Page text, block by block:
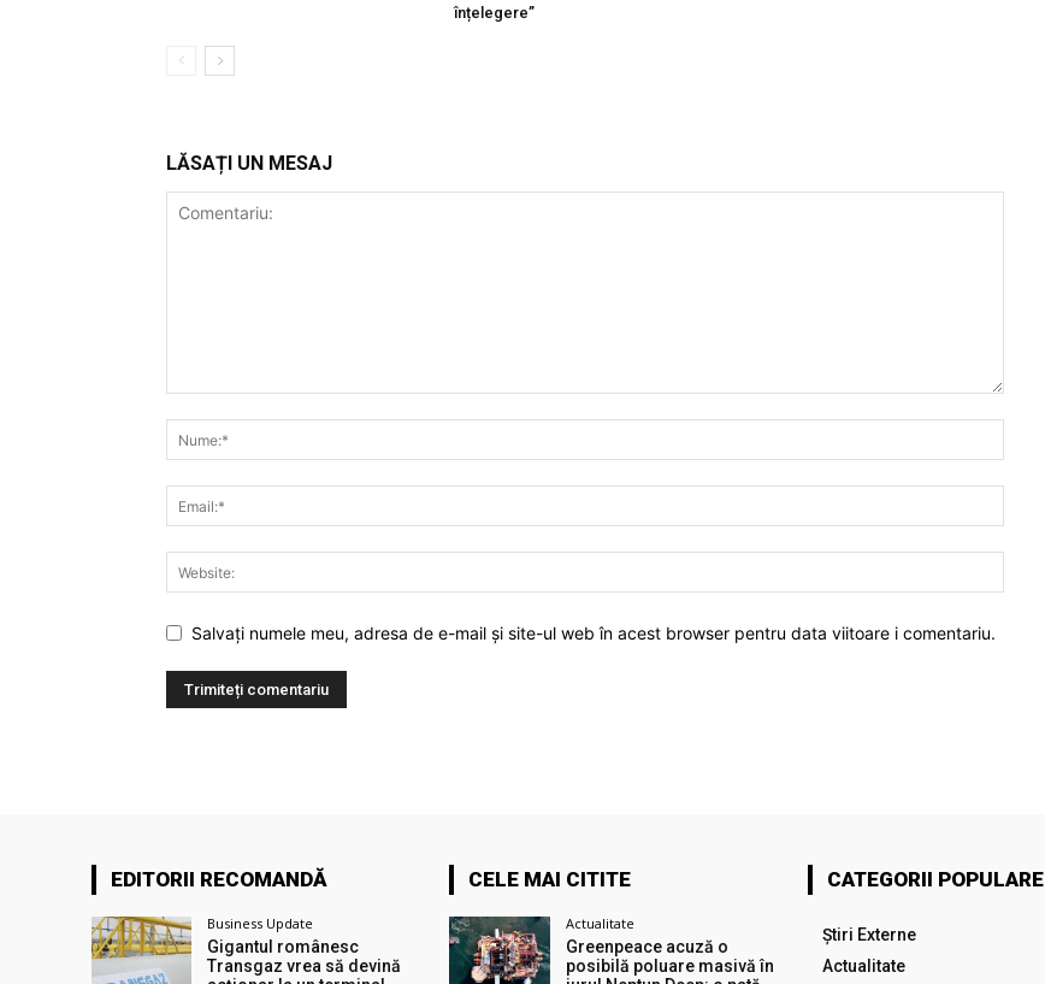
înțelegere”
LĂSAȚI UN MESAJ
Salvați numele meu, adresa de e-mail și site-ul web în acest browser pentru data viitoare i comentariu.
EDITORII RECOMANDĂ
Business Update
Gigantul românesc
Transgaz vrea să devină
CELE MAI CITITE
Actualitate
Greenpeace acuză o
posibilă poluare masivă în
CATEGORII POPULARE
Știri Externe
Actualitate